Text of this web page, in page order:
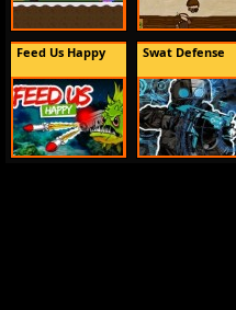
Feed Us Happy Swat Defense